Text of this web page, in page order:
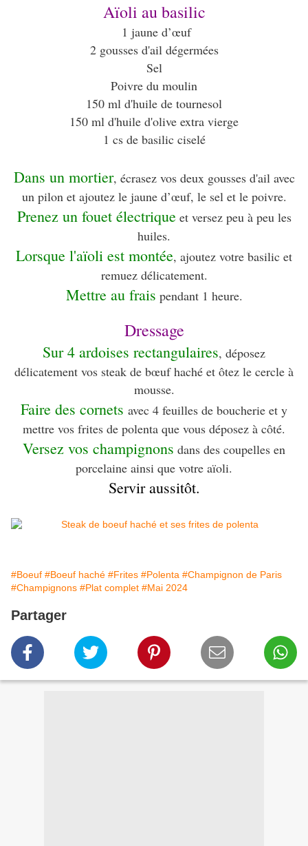
Aïoli au basilic
1 jaune d’œuf
2 gousses d'ail dégermées
Sel
Poivre du moulin
150 ml d'huile de tournesol
150 ml d'huile d'olive extra vierge
1 cs de basilic ciselé
Dans un mortier, écrasez vos deux gousses d'ail avec
un pilon et ajoutez le jaune d’œuf, le sel et le poivre.
Prenez un fouet électriqueet versez peu à peu les
huiles.
Lorsque l'aïoli est montée, ajoutez votre basilic et
remuez délicatement.
Mettre au frais pendant 1 heure.
Dressage
Sur 4 ardoises rectangulaires, déposez
délicatement vos steak de bœuf haché et ôtez le cercle à
mousse.
Faire des cornets avec 4 feuilles de boucherie et y
mettre vos frites de polenta que vous déposez à côté.
Versez vos champignons dans des coupelles en
porcelaine ainsi que votre aïoli.
Servir aussitôt.
#Boeuf #Boeuf haché #Frites #Polenta #Champignon de Paris
#Champignons #Plat complet #Mai 2024
Partager